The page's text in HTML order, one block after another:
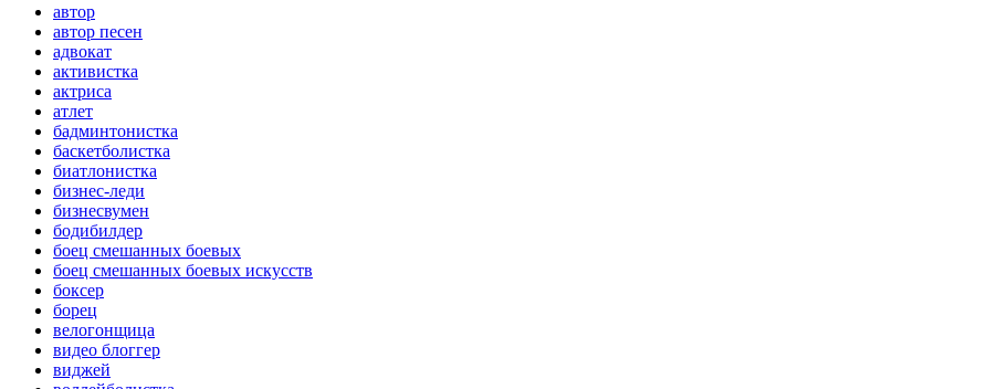
автор
автор песен
адвокат
активистка
актриса
атлет
бадминтонистка
баскетболистка
биатлонистка
бизнес-леди
бизнесвумен
бодибилдер
боец смешанных боевых
боец смешанных боевых искусств
боксер
борец
велогонщица
видео блоггер
виджей